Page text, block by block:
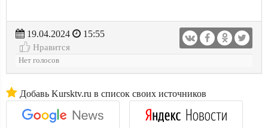
19.04.2024
15:55
Нравится
Нет голосов
Добавь Kursktv.ru в список своих источников